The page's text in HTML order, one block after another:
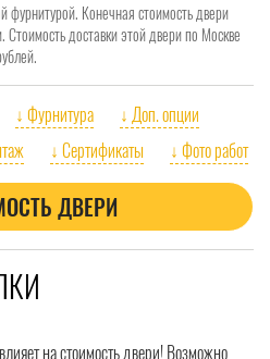
фурнитурой. Конечная стоимость двери
доставки этой двери по Москве
↓ Фурнитура
↓ Доп. опции
↓ Сертификаты ↓ Фото работ
ДВЕРИ
на стоимость двери! Возможно